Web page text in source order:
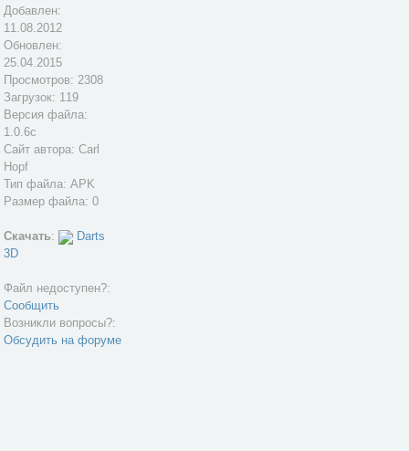
Добавлен:
11.08.2012
Обновлен:
25.04.2015
Просмотров: 2308
Загрузок: 119
Версия файла:
1.0.6c
Сайт автора: Carl
Hopf
Тип файла: APK
Размер файла: 0
Скачать:
Darts
3D
Файл недоступен?:
Сообщить
Возникли вопросы?:
Обсудить на форуме